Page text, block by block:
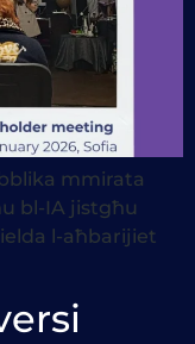
mmirata
bl-IA jistgħu
l-aħbarijiet